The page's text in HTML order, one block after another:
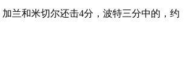
兰和米切尔还击4分，波特三分中的，约